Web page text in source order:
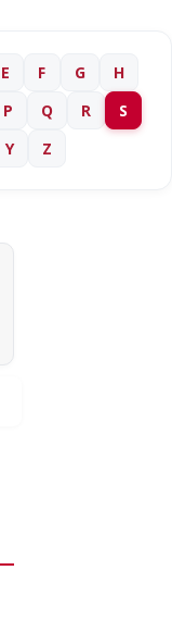
E F G
H
P Q R
S
Y Z